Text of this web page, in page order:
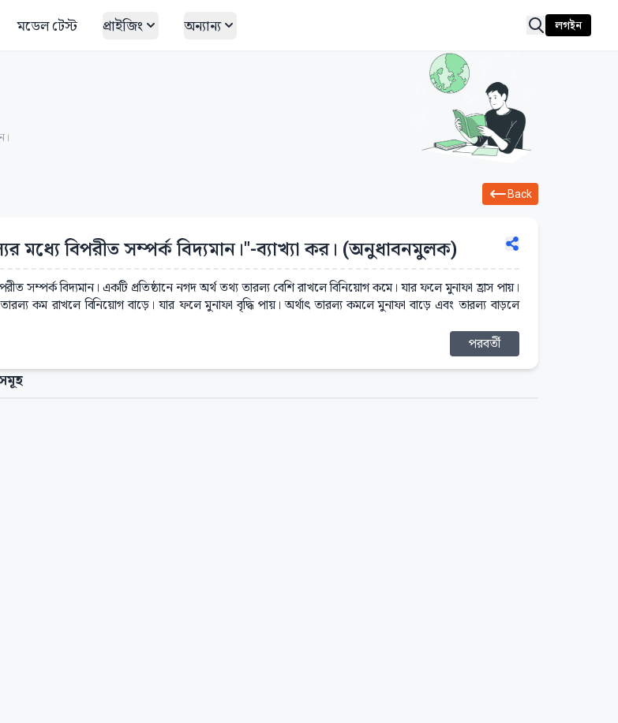
মডেল টেস্ট প্রাইজিং অন্যান্য লগইন
Back
মধ্যে বিপরীত সম্পর্ক বিদ্যমান।"-ব্যাখ্যা কর। (অনুধাবনমুলক)
সম্পর্ক বিদ্যমান। একটি প্রতিষ্ঠানে নগদ অর্থ তথ্য তারল্য বেশি রাখলে বিনিয়োগ কমে। যার ফলে মুনাফা হ্রাস পায়।
কম রাখলে বিনিয়োগ বাড়ে। যার ফলে মুনাফা বৃদ্ধি পায়। অর্থাৎ তারল্য কমলে মুনাফা বাড়ে এবং তারল্য বাড়লে
পরবর্তী
সমূহ